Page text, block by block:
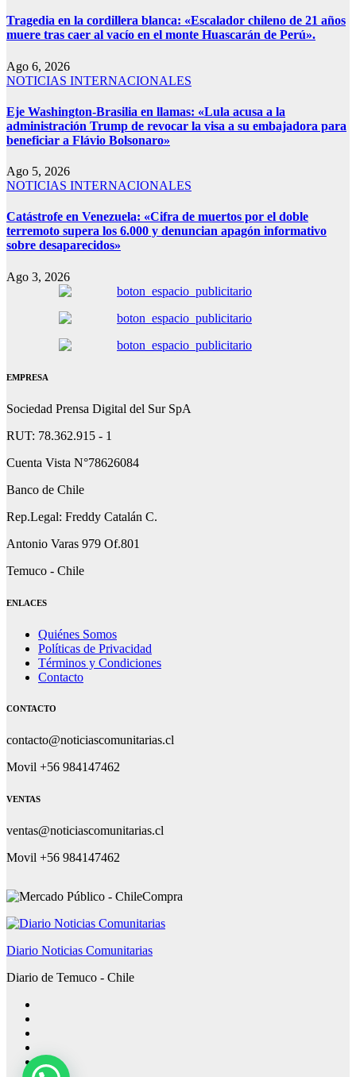
Tragedia en la cordillera blanca: «Escalador chileno de 21 años
muere tras caer al vacío en el monte Huascarán de Perú».
Ago 6, 2026
NOTICIAS INTERNACIONALES
Eje Washington-Brasilia en llamas: «Lula acusa a la
administración Trump de revocar la visa a su embajadora para
beneficiar a Flávio Bolsonaro»
Ago 5, 2026
NOTICIAS INTERNACIONALES
Catástrofe en Venezuela: «Cifra de muertos por el doble
terremoto supera los 6.000 y denuncian apagón informativo
sobre desaparecidos»
Ago 3, 2026
EMPRESA
Sociedad Prensa Digital del Sur SpA
RUT: 78.362.915 - 1
Cuenta Vista N°78626084
Banco de Chile
Rep.Legal: Freddy Catalán C.
Antonio Varas 979 Of.801
Temuco - Chile
ENLACES
Quiénes Somos
Políticas de Privacidad
Términos y Condiciones
Contacto
CONTACTO
contacto@noticiascomunitarias.cl
Movil +56 984147462
VENTAS
ventas@noticiascomunitarias.cl
Movil +56 984147462
Diario Noticias Comunitarias
Diario de Temuco - Chile